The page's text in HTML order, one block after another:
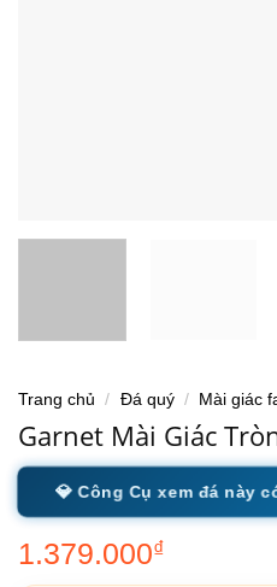
Trang chủ / Đá quý / Mài giác
Garnet Mài Giác
💎 Công Cụ xem đá này
1.379.000₫